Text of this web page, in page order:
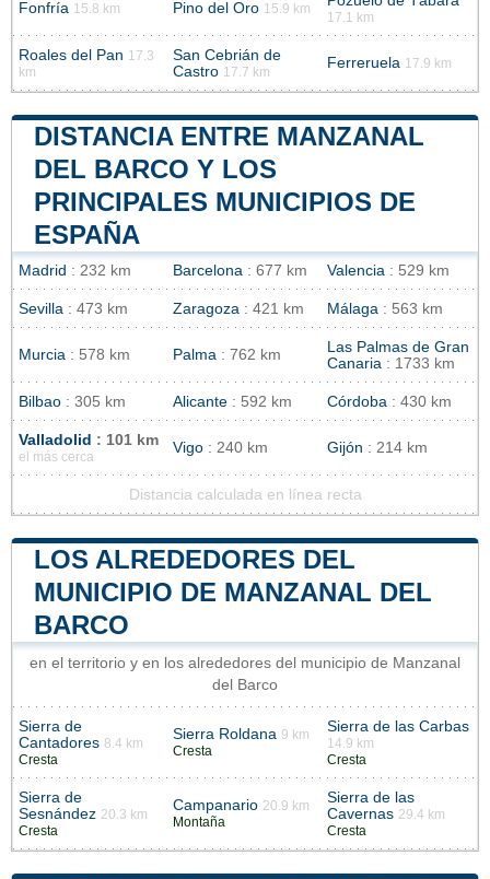
Fonfría 15.8 km Pino del Oro 15.9 km
17.1 km
Roales del Pan 17.3
km
San Cebrián de
Castro 17.7 km
Ferreruela 17.9 km
DISTANCIA ENTRE MANZANAL
DEL BARCO Y LOS
PRINCIPALES MUNICIPIOS DE
ESPAÑA
Madrid : 232 km Barcelona : 677 km Valencia : 529 km
Sevilla : 473 km Zaragoza : 421 km Málaga : 563 km
Murcia : 578 km Palma : 762 km
Las Palmas de Gran
Canaria : 1733 km
Bilbao : 305 km Alicante : 592 km Córdoba : 430 km
Valladolid : 101 km
el más cerca
Vigo : 240 km Gijón : 214 km
Distancia calculada en línea recta
LOS ALREDEDORES DEL
MUNICIPIO DE MANZANAL DEL
BARCO
en el territorio y en los alrededores del municipio de Manzanal
del Barco
Sierra de
Cantadores 8.4 km
Cresta
Sierra Roldana 9 km
Cresta
Sierra de las Carbas
14.9 km
Cresta
Sierra de
Sesnández 20.3 km
Cresta
Campanario 20.9 km
Montaña
Sierra de las
Cavernas 29.4 km
Cresta